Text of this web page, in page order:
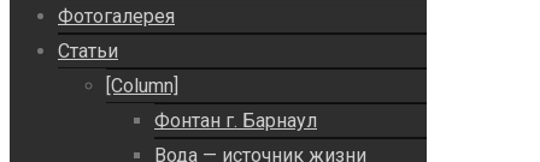
Фотогалерея
Статьи
[Column]
Фонтан г. Барнаул
Вода — источник жизни